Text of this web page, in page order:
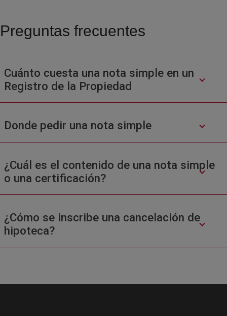
Preguntas frecuentes
Cuánto cuesta una nota simple en un
Registro de la Propiedad
Donde pedir una nota simple
¿Cuál es el contenido de una nota simple
o una certificación?
¿Cómo se inscribe una cancelación de
hipoteca?